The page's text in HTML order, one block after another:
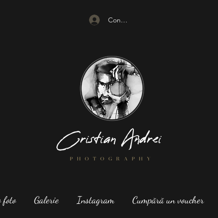
Conectează-te
foto Galerie Instagram Cumpără un voucher